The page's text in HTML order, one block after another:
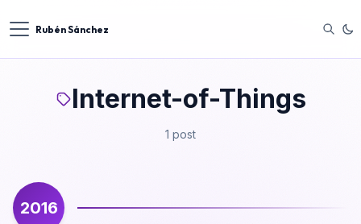
Rubén Sánchez
Internet-of-Things
1 post
2016